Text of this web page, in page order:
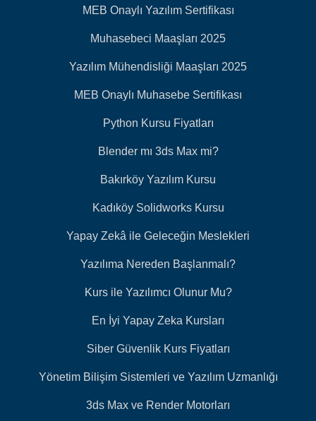
MEB Onaylı Yazılım Sertifikası
Muhasebeci Maaşları 2025
Yazılım Mühendisliği Maaşları 2025
MEB Onaylı Muhasebe Sertifikası
Python Kursu Fiyatları
Blender mı 3ds Max mi?
Bakırköy Yazılım Kursu
Kadıköy Solidworks Kursu
Yapay Zekâ ile Geleceğin Meslekleri
Yazılıma Nereden Başlanmalı?
Kurs ile Yazılımcı Olunur Mu?
En İyi Yapay Zeka Kursları
Siber Güvenlik Kurs Fiyatları
Yönetim Bilişim Sistemleri ve Yazılım Uzmanlığı
3ds Max ve Render Motorları